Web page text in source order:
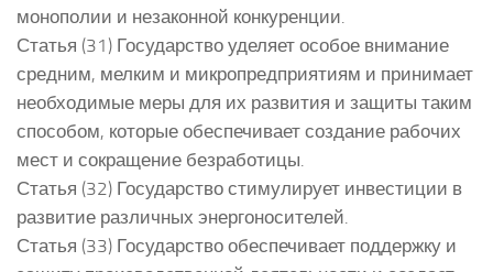
монополии и незаконной конкуренции.
Статья (31) Государство уделяет особое внимание
средним, мелким и микропредприятиям и принимает
необходимые меры для их развития и защиты таким
способом, которые обеспечивает создание рабочих
мест и сокращение безработицы.
Статья (32) Государство стимулирует инвестиции в
развитие различных энергоносителей.
Статья (33) Государство обеспечивает поддержку и